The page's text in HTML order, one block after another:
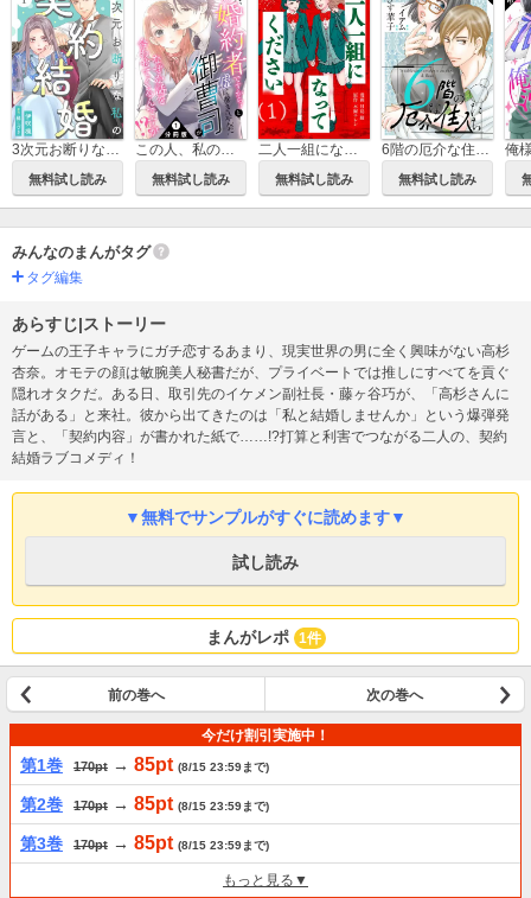
3次元お断りな私の契約結婚
無料試し読み
この人、私の婚約者ですから！と嘘に巻き込んだ御曹司がなぜか話を合わせてくるんですが！？ 分冊版
無料試し読み
二人一組になってください(コミック)
無料試し読み
6階の厄介な住人たち 分冊版
無料試し読み
みんなのまんがタグ
タグ編集
あらすじ|ストーリー
ゲームの王子キャラにガチ恋するあまり、現実世界の男に全く興味がない高杉
杏奈。オモテの顔は敏腕美人秘書だが、プライベートでは推しにすべてを貢ぐ
隠れオタクだ。ある日、取引先のイケメン副社長・藤ヶ谷巧が、「高杉さんに
話がある」と来社。彼から出てきたのは「私と結婚しませんか」という爆弾発
言と、「契約内容」が書かれた紙で……!?打算と利害でつながる二人の、契約
結婚ラブコメディ！
▼無料でサンプルがすぐに読めます▼
試し読み
まんがレポ 1件
前の巻へ 次の巻へ
今だけ割引実施中！
第1巻 170pt → 85pt (8/15 23:59まで)
第2巻 170pt → 85pt (8/15 23:59まで)
第3巻 170pt → 85pt (8/15 23:59まで)
もっと見る▼